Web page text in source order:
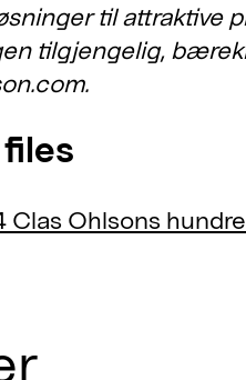
til attraktive
tilgjengelig,
Clas Ohlsons